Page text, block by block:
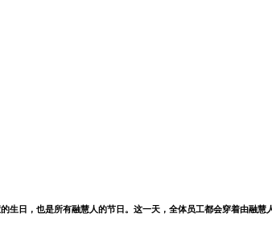
生日，也是所有融慧人的节日。这一天，全体员工都会穿着由融慧